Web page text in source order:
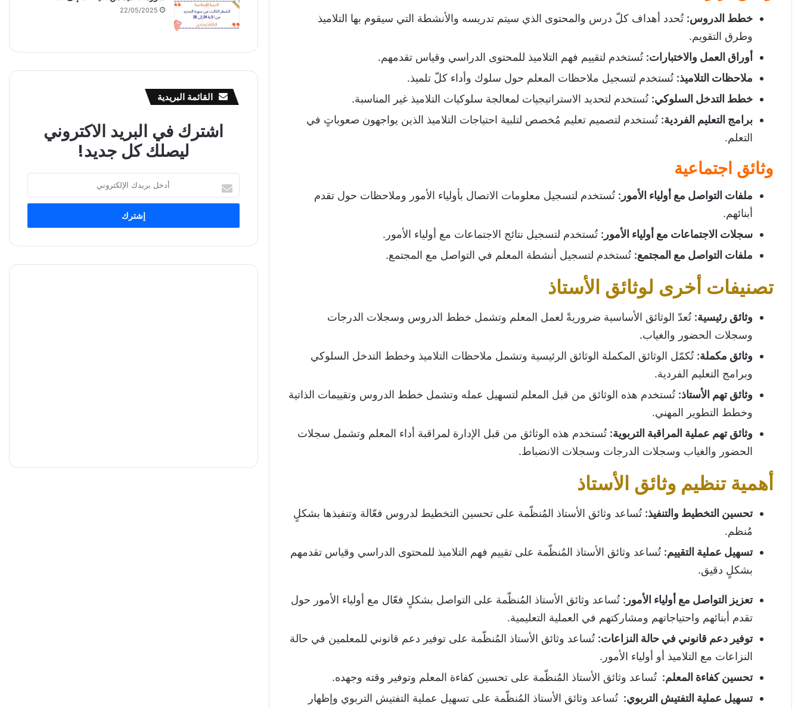
خطط الدروس: تُحدد أهداف كلّ درس والمحتوى الذي سيتم تدريسه والأنشطة التي سيقوم بها التلاميذ
وطرق التقويم.
أوراق العمل والاختبارات: تُستخدم لتقييم فهم التلاميذ للمحتوى الدراسي وقياس تقدمهم.
ملاحظات التلاميذ: تُستخدم لتسجيل ملاحظات المعلم حول سلوك وأداء كلّ تلميذ.
خطط التدخل السلوكي: تُستخدم لتحديد الاستراتيجيات لمعالجة سلوكيات التلاميذ غير المناسبة.
برامج التعليم الفردية: تُستخدم لتصميم تعليم مُخصص لتلبية احتياجات التلاميذ الذين يواجهون صعوباتٍ في
التعلم.
وثائق اجتماعية
ملفات التواصل مع أولياء الأمور : تُستخدم لتسجيل معلومات الاتصال بأولياء الأمور وملاحظات حول تقدم
أبنائهم.
سجلات الاجتماعات مع أولياء الأمور : تُستخدم لتسجيل نتائج الاجتماعات مع أولياء الأمور.
ملفات التواصل مع المجتمع: تُستخدم لتسجيل أنشطة المعلم في التواصل مع المجتمع.
تصنيفات أخرى لوثائق الأستاذ
وثائق رئيسية: تُعدّ الوثائق الأساسية ضروريةً لعمل المعلم وتشمل خطط الدروس وسجلات الدرجات
وسجلات الحضور والغياب.
وثائق مكملة: تُكمّل الوثائق المكملة الوثائق الرئيسية وتشمل ملاحظات التلاميذ وخطط التدخل السلوكي
وبرامج التعليم الفردية.
وثائق تهم الأستاذ: تُستخدم هذه الوثائق من قبل المعلم لتسهيل عمله وتشمل خطط الدروس وتقييمات الذاتية
وخطط التطوير المهني.
وثائق تهم عملية المراقبة التربوية: تُستخدم هذه الوثائق من قبل الإدارة لمراقبة أداء المعلم وتشمل سجلات
الحضور والغياب وسجلات الدرجات وسجلات الانضباط.
أهمية تنظيم وثائق الأستاذ
تحسين التخطيط والتنفيذ: تُساعد وثائق الأستاذ المُنظّمة على تحسين التخطيط لدروس فعّالة وتنفيذها بشكلٍ
مُنظم.
تسهيل عملية التقييم: تُساعد وثائق الأستاذ المُنظّمة على تقييم فهم التلاميذ للمحتوى الدراسي وقياس تقدمهم
بشكلٍ دقيق.
تعزيز التواصل مع أولياء الأمور : تُساعد وثائق الأستاذ المُنظّمة على التواصل بشكلٍ فعّال مع أولياء الأمور حول
تقدم أبنائهم واحتياجاتهم ومشاركتهم في العملية التعليمية.
توفير دعم قانوني في حالة النزاعات: تُساعد وثائق الأستاذ المُنظّمة على توفير دعم قانوني للمعلمين في حالة
النزاعات مع التلاميذ أو أولياء الأمور.
تحسين كفاءة المعلم: تُساعد وثائق الأستاذ المُنظّمة على تحسين كفاءة المعلم وتوفير وقته وجهده.
تسهيل عملية التفتيش التربوي: تُساعد وثائق الأستاذ المُنظّمة على تسهيل عملية التفتيش التربوي وإظهار
22/05/2025
القائمة البريدية
اشترك في البريد الاكتروني
ليصلك كل جديد!
بريدك